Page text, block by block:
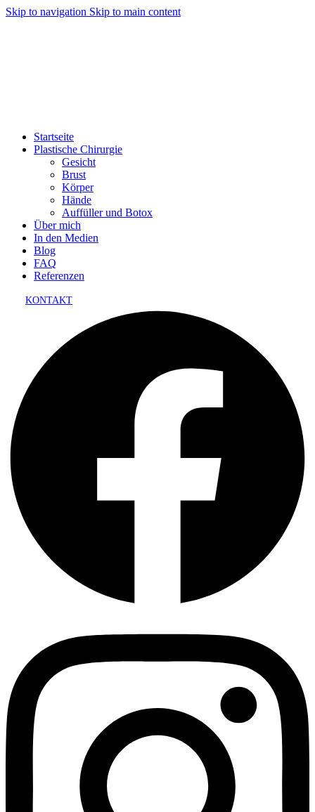
Skip to navigation Skip to main content
Startseite
Plastische Chirurgie
Gesicht
Brust
Körper
Hände
Auffüller und Botox
Über mich
In den Medien
Blog
FAQ
Referenzen
KONTAKT